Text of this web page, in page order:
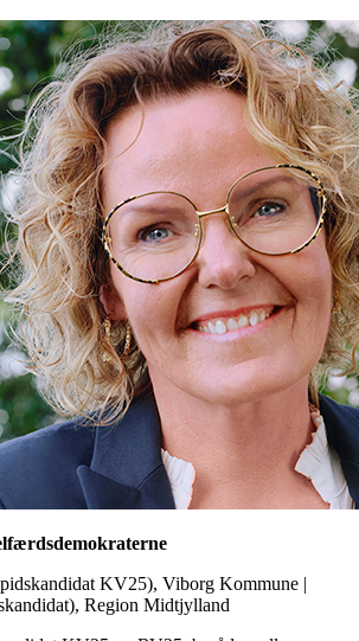
KV25), Viborg Kommune |
Region Midtjylland